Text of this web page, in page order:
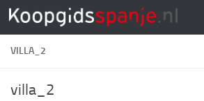
Doorgaan naar inhoud
VILLA_2
villa_2